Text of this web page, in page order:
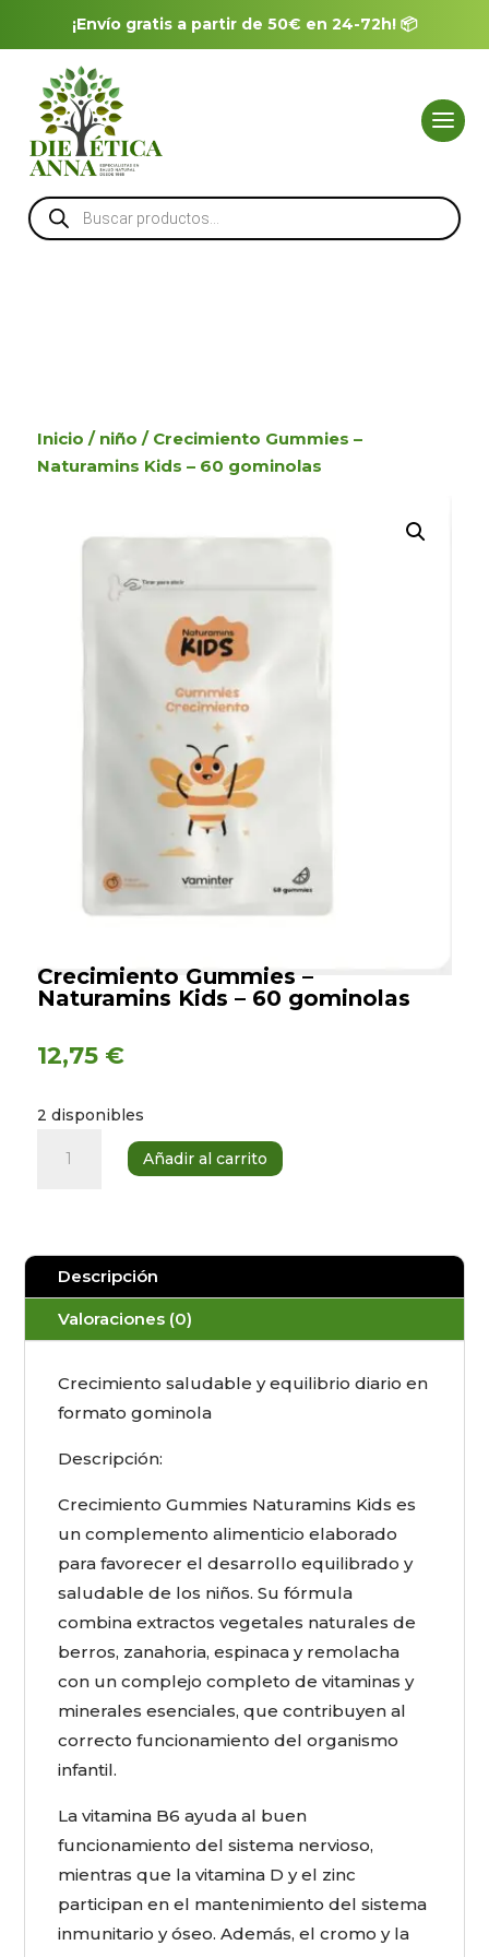
¡Envío gratis a partir de 50€ en 24-72h! 📦
Búsqueda
de
productos
Inicio / niño / Crecimiento Gummies –
Naturamins Kids – 60 gominolas
Crecimiento Gummies –
Naturamins Kids – 60 gominolas
12,75 €
2 disponibles
Crecimiento
Gummies
Kids
60
Añadir al carrito
Descripción
Valoraciones (0)
Crecimiento saludable y equilibrio diario en
formato gominola
Descripción:
Crecimiento Gummies Naturamins Kids es
un complemento alimenticio elaborado
para favorecer el desarrollo equilibrado y
saludable de los niños. Su fórmula
combina extractos vegetales naturales de
berros, zanahoria, espinaca y remolacha
con un complejo completo de vitaminas y
minerales esenciales, que contribuyen al
correcto funcionamiento del organismo
infantil.
La vitamina B6 ayuda al buen
funcionamiento del sistema nervioso,
mientras que la vitamina D y el zinc
participan en el mantenimiento del sistema
inmunitario y óseo. Además, el cromo y la